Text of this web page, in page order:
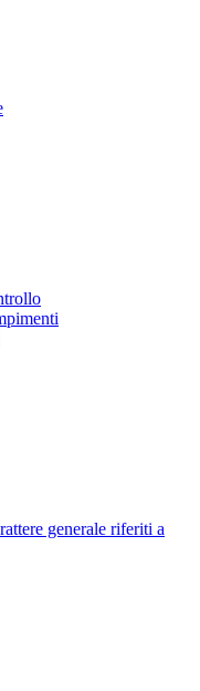
generale riferiti a